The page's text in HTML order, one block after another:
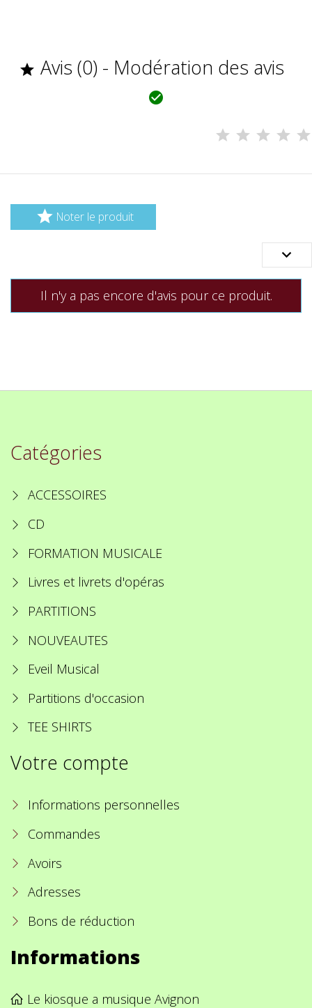
 Avis (0) - Modération des avis

 Noter le produit

Il n'y a pas encore d'avis pour ce produit.
Catégories
ACCESSOIRES
CD
FORMATION MUSICALE
Livres et livrets d'opéras
PARTITIONS
NOUVEAUTES
Eveil Musical
Partitions d'occasion
TEE SHIRTS
Votre compte
Informations personnelles
Commandes
Avoirs
Adresses
Bons de réduction
Informations
Le kiosque a musique Avignon